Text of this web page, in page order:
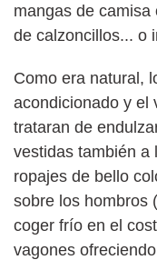
mangas de
de calzoncillos... o
Como era natural,
acondicionado y el
trataran de
vestidas también a
ropajes de bello
sobre los hombros
coger frío en el
vagones